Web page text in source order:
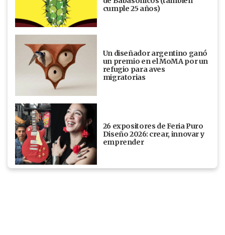
cumple 25 años)
Un diseñador argentino ganó
un premio en el MoMA por un
refugio para aves
migratorias
26 expositores de Feria Puro
Diseño 2026: crear, innovar y
emprender